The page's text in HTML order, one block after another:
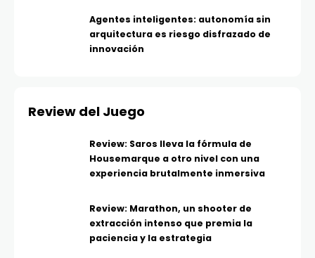
Agentes inteligentes: autonomía sin
arquitectura es riesgo disfrazado de
innovación
Review del Juego
Review: Saros lleva la fórmula de
Housemarque a otro nivel con una
experiencia brutalmente inmersiva
Review: Marathon, un shooter de
extracción intenso que premia la
paciencia y la estrategia